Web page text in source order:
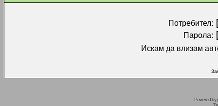
Потребител:
Парола:
Искам да влизам
Powered by